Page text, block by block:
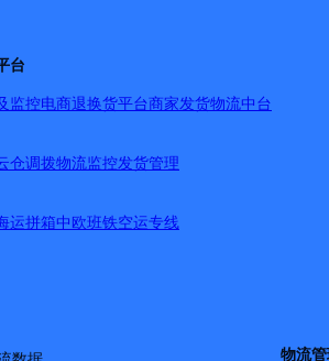
台
监控电商退换货平台商家发货物流中台
仓调拨物流监控发货管理
运拼箱中欧班铁空运专线
物流
-芜湖市-镜湖区
芜湖市镜湖区滨江公共服务中心北京东